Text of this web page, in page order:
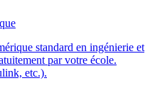
standard en ingénierie et
par votre école.
etc.).